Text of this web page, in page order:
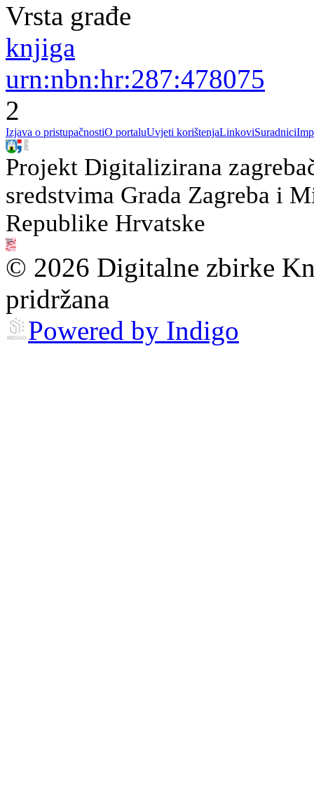
Vrsta građe
knjiga
urn:nbn:hr:287:478075
2
Izjava o pristupačnostiO portaluUvjeti korištenjaLinkoviSuradnici
Projekt Digitalizirana
sredstvima Grada Zagreba i
Republike Hrvatske
© 2026 Digitalne zbirke
pridržana
Powered by Indigo